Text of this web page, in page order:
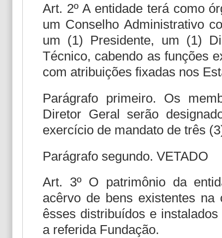
Art. 2º A entidade terá como
um Conselho Administrativo
um (1) Presidente, um (1)
Técnico, cabendo as funções
com atribuições fixadas nos
Parágrafo primeiro. Os
Diretor Geral serão
exercício de mandato de três
Parágrafo segundo. VETADO
Art. 3º O patrimônio da
acêrvo de bens existentes na
êsses distribuídos e
a referida Fundação.